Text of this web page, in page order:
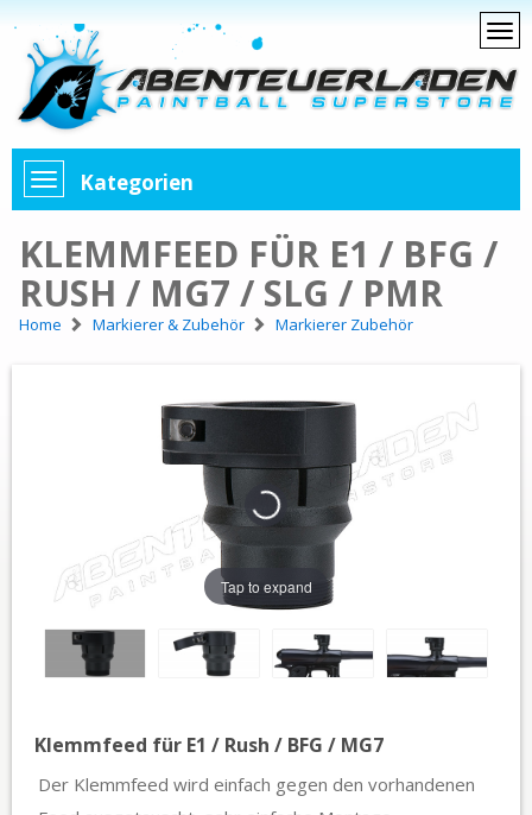
Kategorien
KLEMMFEED FÜR E1 / BFG /
RUSH / MG7 / SLG / PMR
Home Markierer & Zubehör Markierer Zubehör
Tap to expand
Klemmfeed für E1 / Rush / BFG / MG7
Der Klemmfeed wird einfach gegen den vorhandenen